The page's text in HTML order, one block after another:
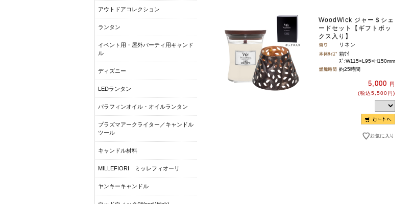
WoodWick ジャーＳシェ
ードセット【ギフトボッ
クス入り】
リネン
箱ｻｲ
ｽﾞ:W115×L95×H150mm
約25時間
5,000
円
(税込5,500円)
アウトドアコレクション
ランタン
イベント用・屋外パーティ用キャンド
ル
ディズニー
LEDランタン
パラフィンオイル・オイルランタン
プラズマアークライター／キャンドル
ツール
キャンドル材料
MILLEFIORI ミッレフィオーリ
ヤンキーキャンドル